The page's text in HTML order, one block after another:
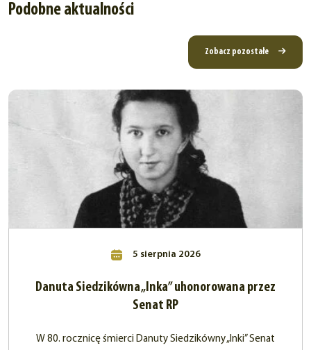
Podobne aktualności
Zobacz pozostałe
5 sierpnia 2026
Danuta Siedzikówna „Inka” uhonorowana przez
Senat RP
W 80. rocznicę śmierci Danuty Siedzikówny „Inki” Senat